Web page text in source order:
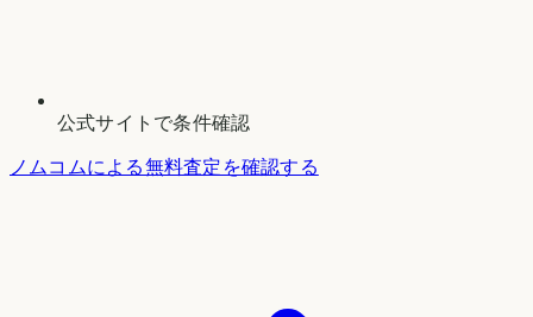
公式サイトで条件確認
ノムコムによる無料査定を確認する